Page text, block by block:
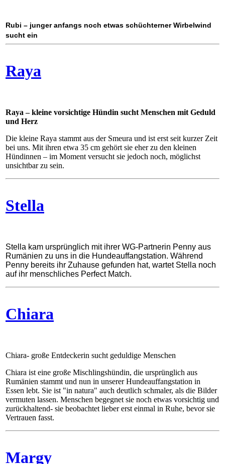
Rubi – junger anfangs noch etwas schüchterner Wirbelwind
sucht ein
Raya
Raya – kleine vorsichtige Hündin sucht Menschen mit Geduld
und Herz
Die kleine Raya stammt aus der Smeura und ist erst seit kurzer Zeit
bei uns. Mit ihren etwa 35 cm gehört sie eher zu den kleinen
Hündinnen – im Moment versucht sie jedoch noch, möglichst
unsichtbar zu sein.
Stella
Stella kam ursprünglich mit ihrer WG-Partnerin Penny aus
Rumänien zu uns in die Hundeauffangstation. Während
Penny bereits ihr Zuhause gefunden hat, wartet Stella noch
auf ihr menschliches Perfect Match.
Chiara
Chiara- große Entdeckerin sucht geduldige Menschen
Chiara ist eine große Mischlingshündin, die ursprünglich aus
Rumänien stammt und nun in unserer Hundeauffangstation in
Essen lebt. Sie ist "in natura" auch deutlich schmaler, als die Bilder
vermuten lassen. Menschen begegnet sie noch etwas vorsichtig und
zurückhaltend- sie beobachtet lieber erst einmal in Ruhe, bevor sie
Vertrauen fasst.
Margy